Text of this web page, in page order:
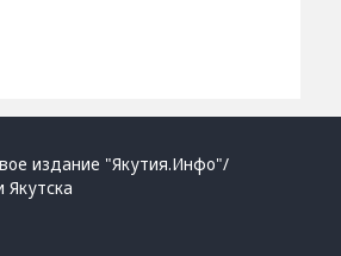
издание "Якутия.Инфо"/
Якутска